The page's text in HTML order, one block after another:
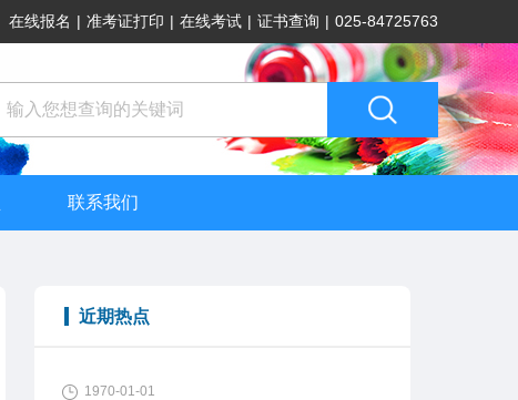
在线报名 | 准考证打印 | 在线考试 | 证书查询 | 025-84725763
联系我们
近期热点
1970-01-01